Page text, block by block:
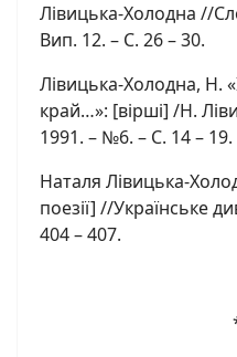
Лівицька-Холодна //
Вип. 12. – С. 26 – 30.
Лівицька-Холодна, Н.
край…»: [вірші] /Н.
1991. – №6. – С. 14 – 19.
Наталя Лівицька-
поезії] //Українське
404 – 407.